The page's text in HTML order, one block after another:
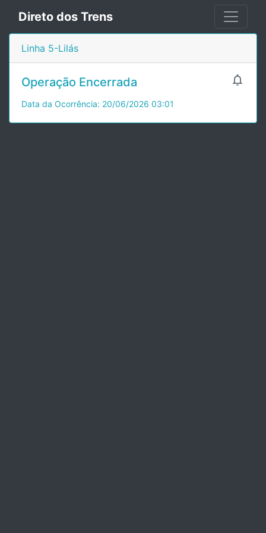
Direto dos Trens
Linha 5-Lilás

Operação Encerrada
Data da Ocorrência: 20/06/2026 03:01